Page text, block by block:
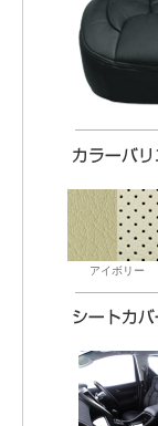
アイボリー